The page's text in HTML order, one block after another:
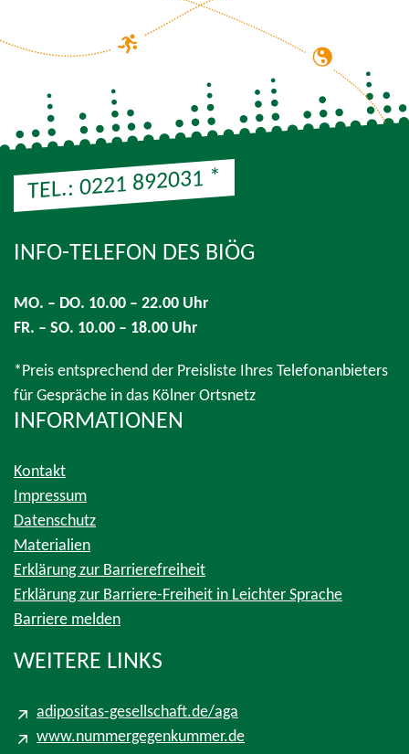
INFORMATIONEN
Kontakt
Impressum
Datenschutz
Materialien
Erklärung zur Barrierefreiheit
Erklärung zur Barriere-Freiheit in Leichter Sprache
Barriere melden
TEL.: 0221 892031 *
Hinweis: Preis entsprechend der Preisliste Ihres
INFO-TELEFON DES BIÖG
MO. – DO. 10.00 – 22.00 Uhr
FR. – SO. 10.00 – 18.00 Uhr
*Preis entsprechend der Preisliste Ihres Telefonanbieters
für Gespräche in das Kölner Ortsnetz
WEITERE LINKS
adipositas-gesellschaft.de/aga
www.nummergegenkummer.de